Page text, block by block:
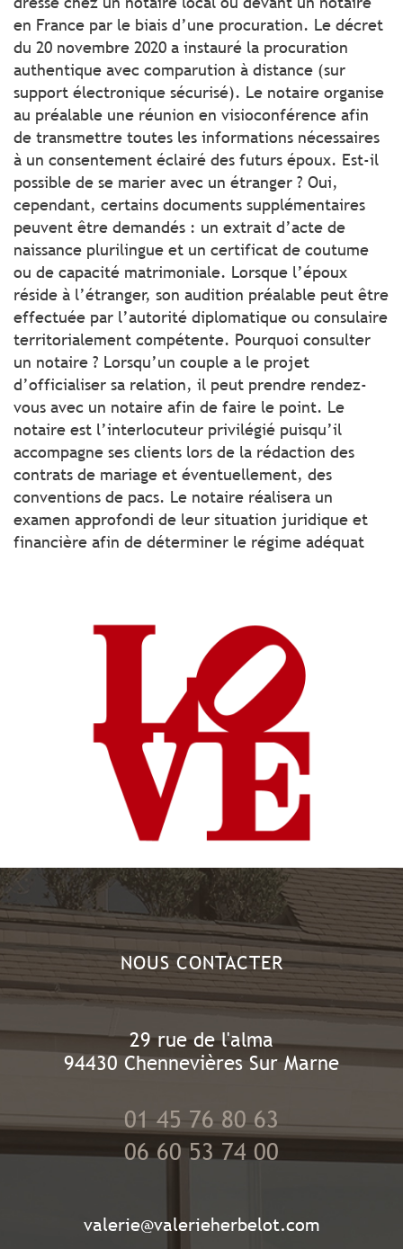
en France par le biais d’une procuration. Le décret
du 20 novembre 2020 a instauré la procuration
authentique avec comparution à distance (sur
support électronique sécurisé). Le notaire organise
au préalable une réunion en visioconférence afin
de transmettre toutes les informations nécessaires
à un consentement éclairé des futurs époux. Est-il
possible de se marier avec un étranger ? Oui,
cependant, certains documents supplémentaires
peuvent être demandés : un extrait d’acte de
naissance plurilingue et un certificat de coutume
ou de capacité matrimoniale. Lorsque l’époux
réside à l’étranger, son audition préalable peut être
effectuée par l’autorité diplomatique ou consulaire
territorialement compétente. Pourquoi consulter
un notaire ? Lorsqu’un couple a le projet
d’officialiser sa relation, il peut prendre rendez-
vous avec un notaire afin de faire le point. Le
notaire est l’interlocuteur privilégié puisqu’il
accompagne ses clients lors de la rédaction des
contrats de mariage et éventuellement, des
conventions de pacs. Le notaire réalisera un
examen approfondi de leur situation juridique et
financière afin de déterminer le régime adéquat
NOUS CONTACTER
29 rue de l'alma
94430 Chennevières Sur Marne
01 45 76 80 63
06 60 53 74 00
valerie@valerieherbelot.com